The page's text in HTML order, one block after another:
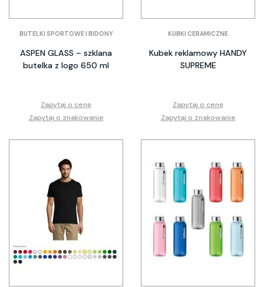
BUTELKI SPORTOWE I BIDONY
ASPEN GLASS – szklana
butelka z logo 650 ml
Zapytaj o cenę
Zapytaj o znakowanie
KUBKI CERAMICZNE
Kubek reklamowy HANDY
SUPREME
Zapytaj o cenę
Zapytaj o znakowanie